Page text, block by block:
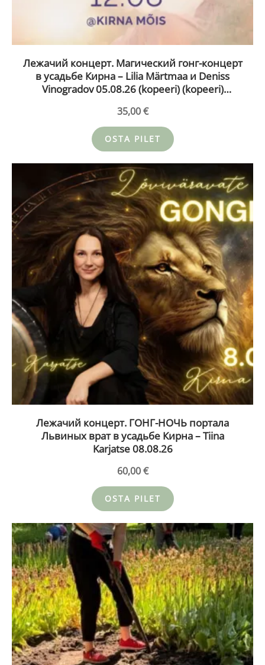
Лежачий концерт. Магический гонг-концерт
в усадьбе Кирна – Lilia Märtmaa и Deniss
Vinogradov 05.08.26 (kopeeri) (kopeeri)
35,00€
OSTA PILET
Лежачий концерт. ГОНГ-НОЧЬ портала
Львиных врат в усадьбе Кирна – Tiina
Karjatse 08.08.26
60,00€
OSTA PILET